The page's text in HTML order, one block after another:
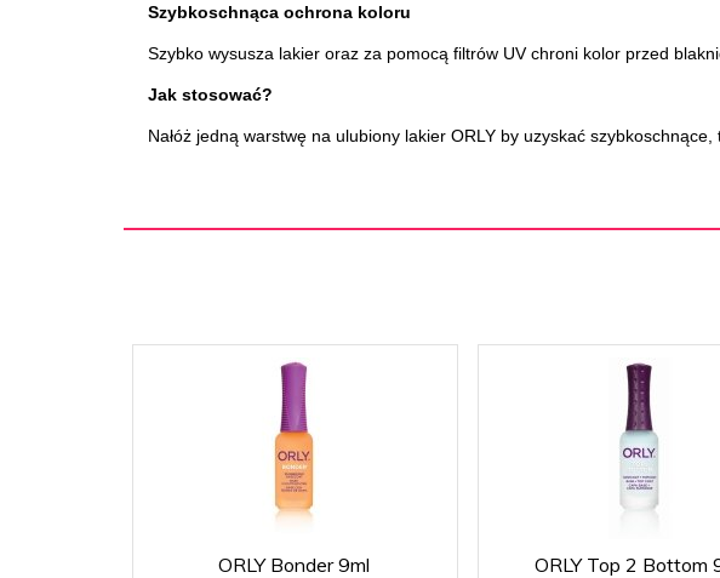
Szybkoschnąca ochrona koloru
Szybko wysusza lakier oraz za pomocą filtrów UV chroni kolor przed
Jak stosować?
Nałóż jedną warstwę na ulubiony lakier ORLY by uzyskać szybkoschnące,
ORLY Bonder 9ml ORLY Top 2 Bottom